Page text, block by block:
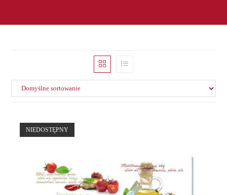
NIEDOSTĘPNY